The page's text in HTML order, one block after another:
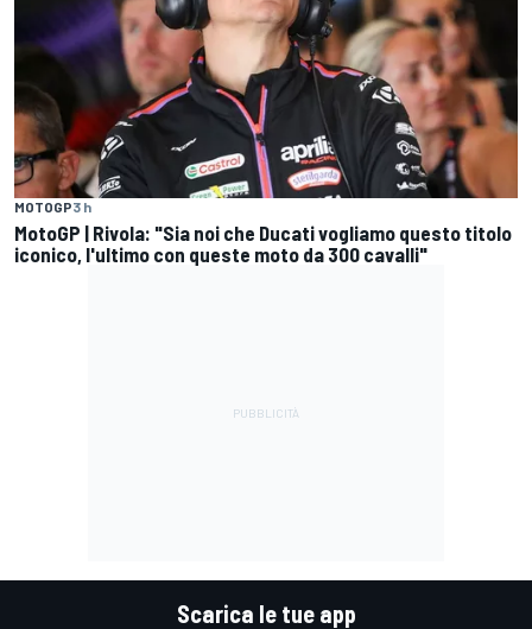
MOTOGP3 h
MotoGP | Rivola: "Sia noi che Ducati vogliamo questo titolo
iconico, l'ultimo con queste moto da 300 cavalli"
Scarica le tue app